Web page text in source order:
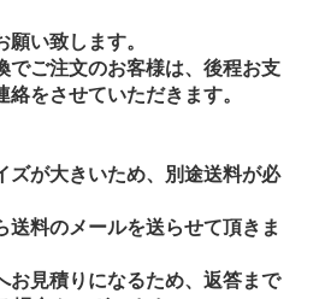
い致します。
でご注文のお客様は、後程お支
をさせていただきます。
ズが大きいため、別途送料が必
送料のメールを送らせて頂きま
お見積りになるため、返答まで